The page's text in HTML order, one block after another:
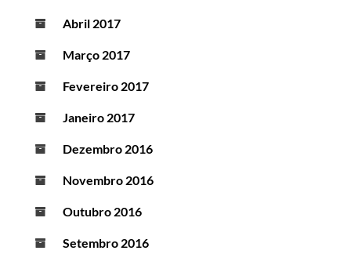
Abril 2017
Março 2017
Fevereiro 2017
Janeiro 2017
Dezembro 2016
Novembro 2016
Outubro 2016
Setembro 2016